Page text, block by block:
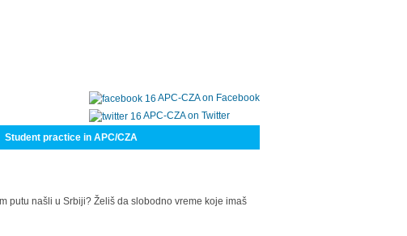
APC-CZA on Facebook
APC-CZA on Twitter
Student practice in APC/CZA
putu našli u Srbiji? Želiš da slobodno vreme koje imaš